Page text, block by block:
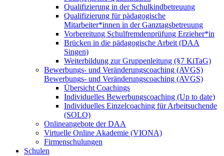
Qualifizierung in der Schulkindbetreuung
Qualifizierung für pädagogische
Mitarbeiter*innen in der Ganztagsbetreuung
Vorbereitung Schulfremdenprüfung Erzieher*in
Brücken in die pädagogische Arbeit (DAA
Singen)
Weiterbildung zur Gruppenleitung (§7 KiTaG)
Bewerbungs- und Veränderungscoaching (AVGS)
Bewerbungs- und Veränderungscoaching (AVGS)
Übersicht Coachings
Individuelles Bewerbungscoaching (Up to date)
Individuelles Einzelcoaching für Arbeitsuchende
(SOLO)
Onlineangebote der DAA
Virtuelle Online Akademie (VIONA)
Firmenschulungen
Schulen